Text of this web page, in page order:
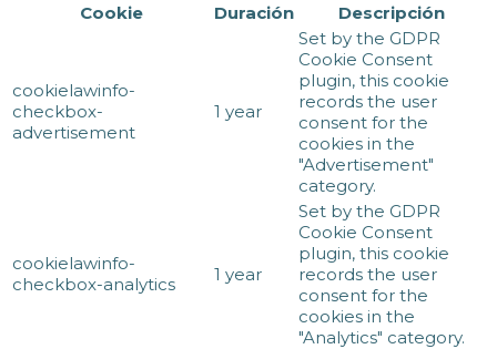
Cookie
Duración Descripción
cookielawinfo-
checkbox-
advertisement
1 year
Set by the GDPR
Cookie Consent
plugin, this cookie
records the user
consent for the
cookies in the
"Advertisement"
category.
cookielawinfo-
checkbox-analytics
1 year
Set by the GDPR
Cookie Consent
plugin, this cookie
records the user
consent for the
cookies in the
"Analytics" category.